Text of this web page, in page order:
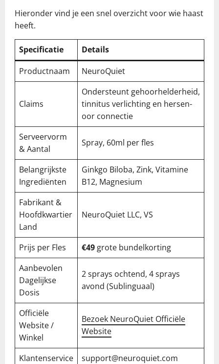
Hieronder vind je een snel overzicht voor wie haast
heeft.
Specificatie
Details
Productnaam
NeuroQuiet
Claims
Ondersteunt gehoorhelderheid,
tinnitus verlichting en hersen-
oor connectie
Serveervorm
& Aantal
Spray, 60ml per fles
Belangrijkste
Ingrediënten
Ginkgo Biloba, Zink, Vitamine
B12, Magnesium
Fabrikant &
Hoofdkwartier
Land
NeuroQuiet LLC, VS
Prijs per Fles €49 grote bundelkorting
Aanbevolen
Dagelijkse
Dosis
2 sprays ochtend, 4 sprays
avond (Sublinguaal)
Officiële
Website /
Winkel
Bezoek NeuroQuiet Officiële
Website
Klantenservice
support@neuroquiet.com